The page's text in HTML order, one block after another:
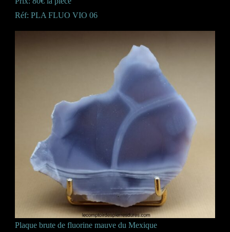
Réf: PLA FLUO VIO 06
Plaque brute de fluorine mauve du Mexique